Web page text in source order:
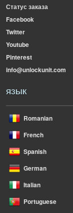
Статус заказа
Facebook
Twitter
Youtube
Pinterest
info@unlockunit.com
ЯЗЫК
Romanian
French
Spanish
German
Italian
Portuguese